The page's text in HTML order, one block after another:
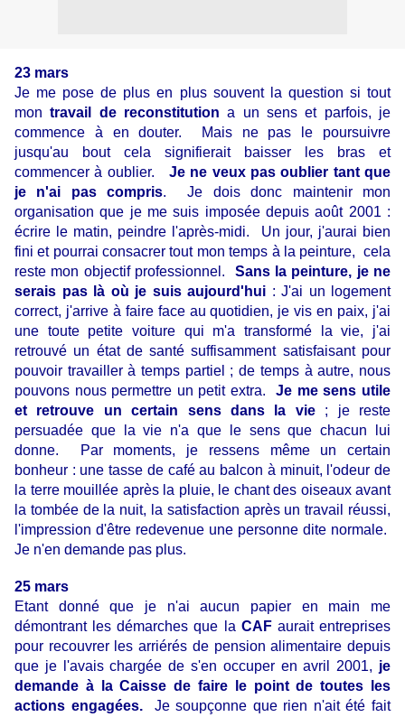
23 mars
Je me pose de plus en plus souvent la question si tout
montravail de reconstitution a un sens et parfois, je
commence à en douter. Mais ne pas le poursuivre
jusqu'au bout cela signifierait baisser les bras et
commencer à oublier. Je ne veux pas oublier tant que
je n'ai pas compris. Je dois donc maintenir mon
organisation que je me suis imposée depuis août 2001 :
écrire le matin, peindre l'après-midi. Un jour, j'aurai bien
fini et pourrai consacrer tout mon temps à la peinture, cela
reste mon objectif professionnel. Sans la peinture, je ne
serais pas là où je suis aujourd'hui : J'ai un logement
correct, j'arrive à faire face au quotidien, je vis en paix, j'ai
une toute petite voiture qui m'a transformé la vie, j'ai
retrouvé un état de santé suffisamment satisfaisant pour
pouvoir travailler à temps partiel ; de temps à autre, nous
pouvons nous permettre un petit extra.Je me sens utile
et retrouve un certain sens dans la vie; je reste
persuadée que la vie n'a que le sens que chacun lui
donne. Par moments, je ressens même un certain
bonheur : une tasse de café au balcon à minuit, l'odeur de
la terre mouillée après la pluie, le chant des oiseaux avant
la tombée de la nuit, la satisfaction après un travail réussi,
l'impression d'être redevenue une personne dite normale.
Je n'en demande pas plus.
25 mars
Etant donné que je n'ai aucun papier en main me
démontrant les démarches que la CAFaurait entreprises
pour recouvrer les arriérés de pension alimentaire depuis
que je l'avais chargée de s'en occuper en avril 2001, je
demande à la Caisse de faire le point de toutes les
actions engagées.Je soupçonne que rien n'ait été fait